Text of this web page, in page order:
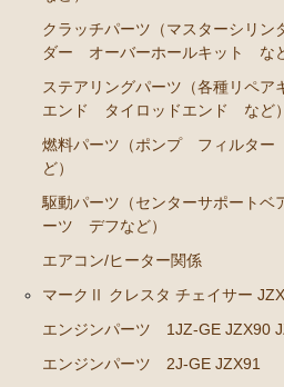
エンジンパーツ M-TEU
エンジンパーツ M-EU
エンジンパーツ 1G-EU
エンジンパーツ（マウント
ト ホース など）
クラッチパーツ（マスターシ
アーム タイロッドエンド
足回りパーツ（ベアリング
クラッチパーツ（マスターシリ
ダー オーバーホールキット な
ステアリングパーツ（各種リペ
エンド タイロッドエンド など）
燃料パーツ（ポンプ フィルタ
ど）
駆動パーツ（センターサポート
ーツ デフなど）
エアコン/ヒーター関係
マークⅡ クレスタ チェイサー
エンジンパーツ 1JZ-GE JZX90
エンジンパーツ 2J-GE JZX91